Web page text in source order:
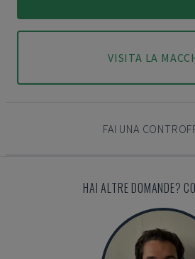
VISITA LA
FAI UNA
HAI ALTRE DOMANDE?